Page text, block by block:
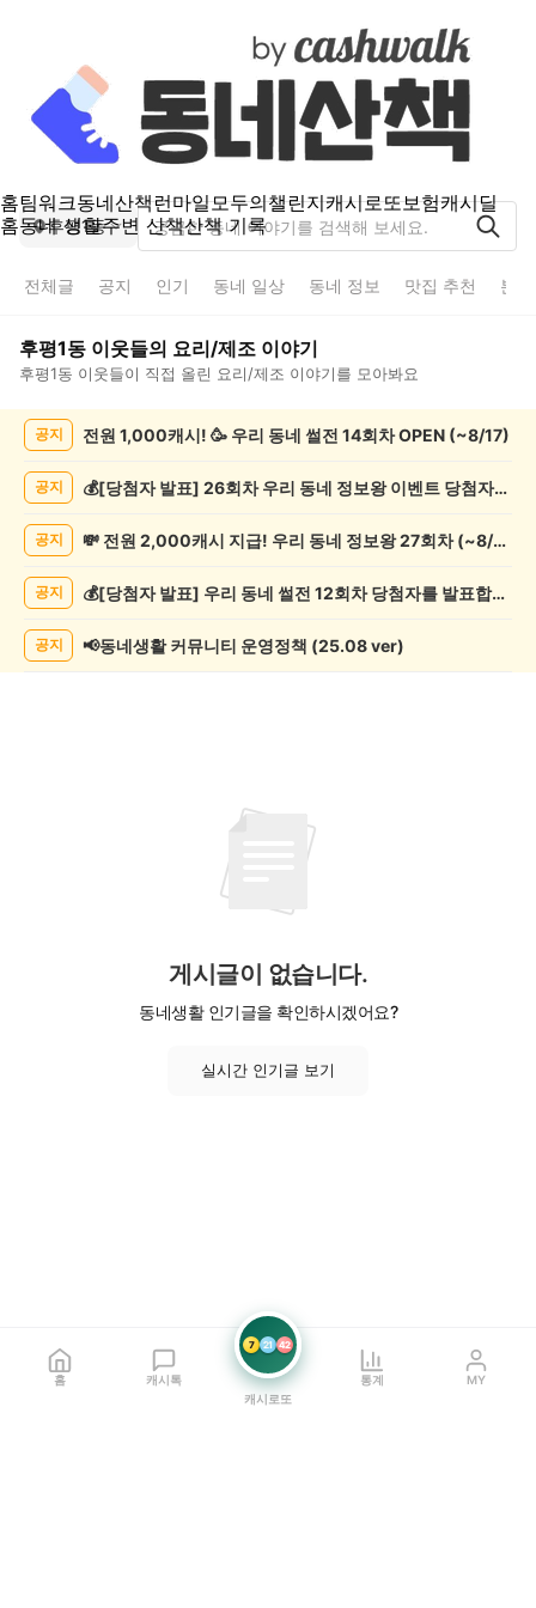
홈팀워크동네산책런마일모두의챌린지캐시로또보험캐시딜
홈동네 생활주변 산책산책 기록
후평1동
전체글 공지 인기 동네 일상 동네 정보 맛집 추천 분
후평1동 이웃들의 요리/제조 이야기
후평1동 이웃들이 직접 올린 요리/제조 이야기를 모아봐요
리/
목
공지 전원 1,000캐시! 🥳 우리 동네 썰전 14회차 OPEN (~8/17)
공지 💰[당첨자 발표] 26회차 우리 동네 정보왕 이벤트 당첨자를 발표합니다!
공지 💸 전원 2,000캐시 지급! 우리 동네 정보왕 27회차 (~8/10)
공지 💰[당첨자 발표] 우리 동네 썰전 12회차 당첨자를 발표합니다!
공지 📢동네생활 커뮤니티 운영정책 (25.08 ver)
게시글이 없습니다.
동네생활 인기글을 확인하시겠어요?
실시간 인기글 보기
홈 캐시톡
7 21 42
캐시로또
통계 MY